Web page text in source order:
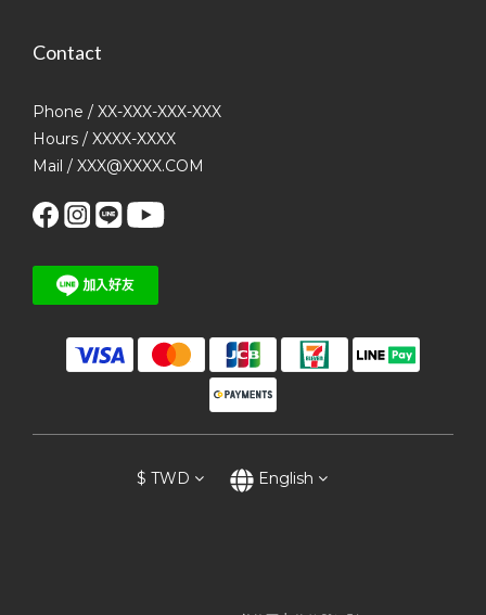
Contact
Phone / XX-XXX-XXX-XXX
Hours / XXXX-XXXX
Mail / XXX@XXXX.COM
$ TWD English